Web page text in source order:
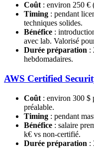
Coût : environ 250 €
Timing : pendant
techniques solides.
Bénéfice :
avec lab. Valorisé
Durée préparation :
hebdomadaires.
AWS Certified
Coût : environ 300 $
préalable.
Timing : pendant
Bénéfice : salaire
k€ vs non-certifié.
Durée préparation :